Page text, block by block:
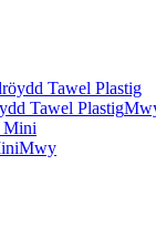
Tawel Plastig
Mwy